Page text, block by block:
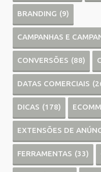
BRANDING (9)
CAMPANHAS E
CONVERSÕES (88)
DATAS COMERCIAIS
DICAS (178)
EXTENSÕES DE
FERRAMENTAS (33)